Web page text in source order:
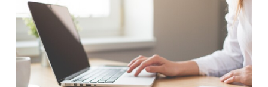
Handreiking
Gezonde
Architectenselecties
2026